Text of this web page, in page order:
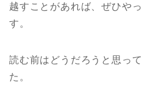
越すことがあれば、ぜひや
す。
読む前はどうだろうと思っ
た。